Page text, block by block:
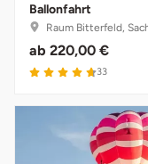
Ballonfahrt
Raum Bitterfeld, Sachsen-
ab 220,00 €
33